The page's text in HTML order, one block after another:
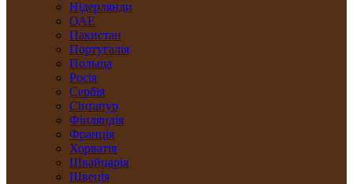
Нідерлянди
ОАЕ
Пакистан
Португалія
Польща
Росія
Сербія
Сінґапур
Фінляндія
Франція
Хорватія
Швайцарія
Швеція